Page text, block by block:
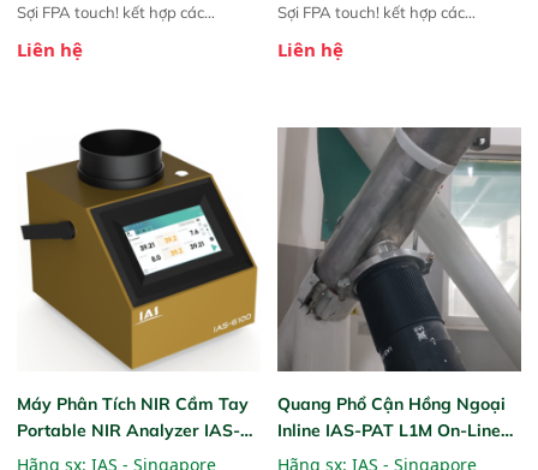
Sợi FPA touch! kết hợp các
được chứng minh với sự đơn giản
trước đó. Nhưng so với các phiên
bản trước, FPA touch! nhỏ hơn và
nhẹ hơn đáng kể, đồng thời được
nâng cấp với các tính năng mới.
Liên hệ
Sợi FPA touch! kết hợp các
được chứng minh với sự đơn giản
trước đó. Nhưng so với các phiên
bản trước, FPA touch! nhỏ hơn và
nhẹ hơn đáng kể, đồng thời được
nâng cấp với các tính năng mới.
Liên hệ
Máy Phân Tích NIR Cầm Tay
Portable NIR Analyzer IAS-
6100
Hãng sx: IAS - Singapore
Quang Phổ Cận Hồng Ngoại
Inline IAS-PAT L1M On-Line
NIR
Hãng sx: IAS - Singapore